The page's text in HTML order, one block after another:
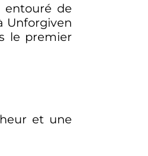
de
Unforgiven
le premier
et une